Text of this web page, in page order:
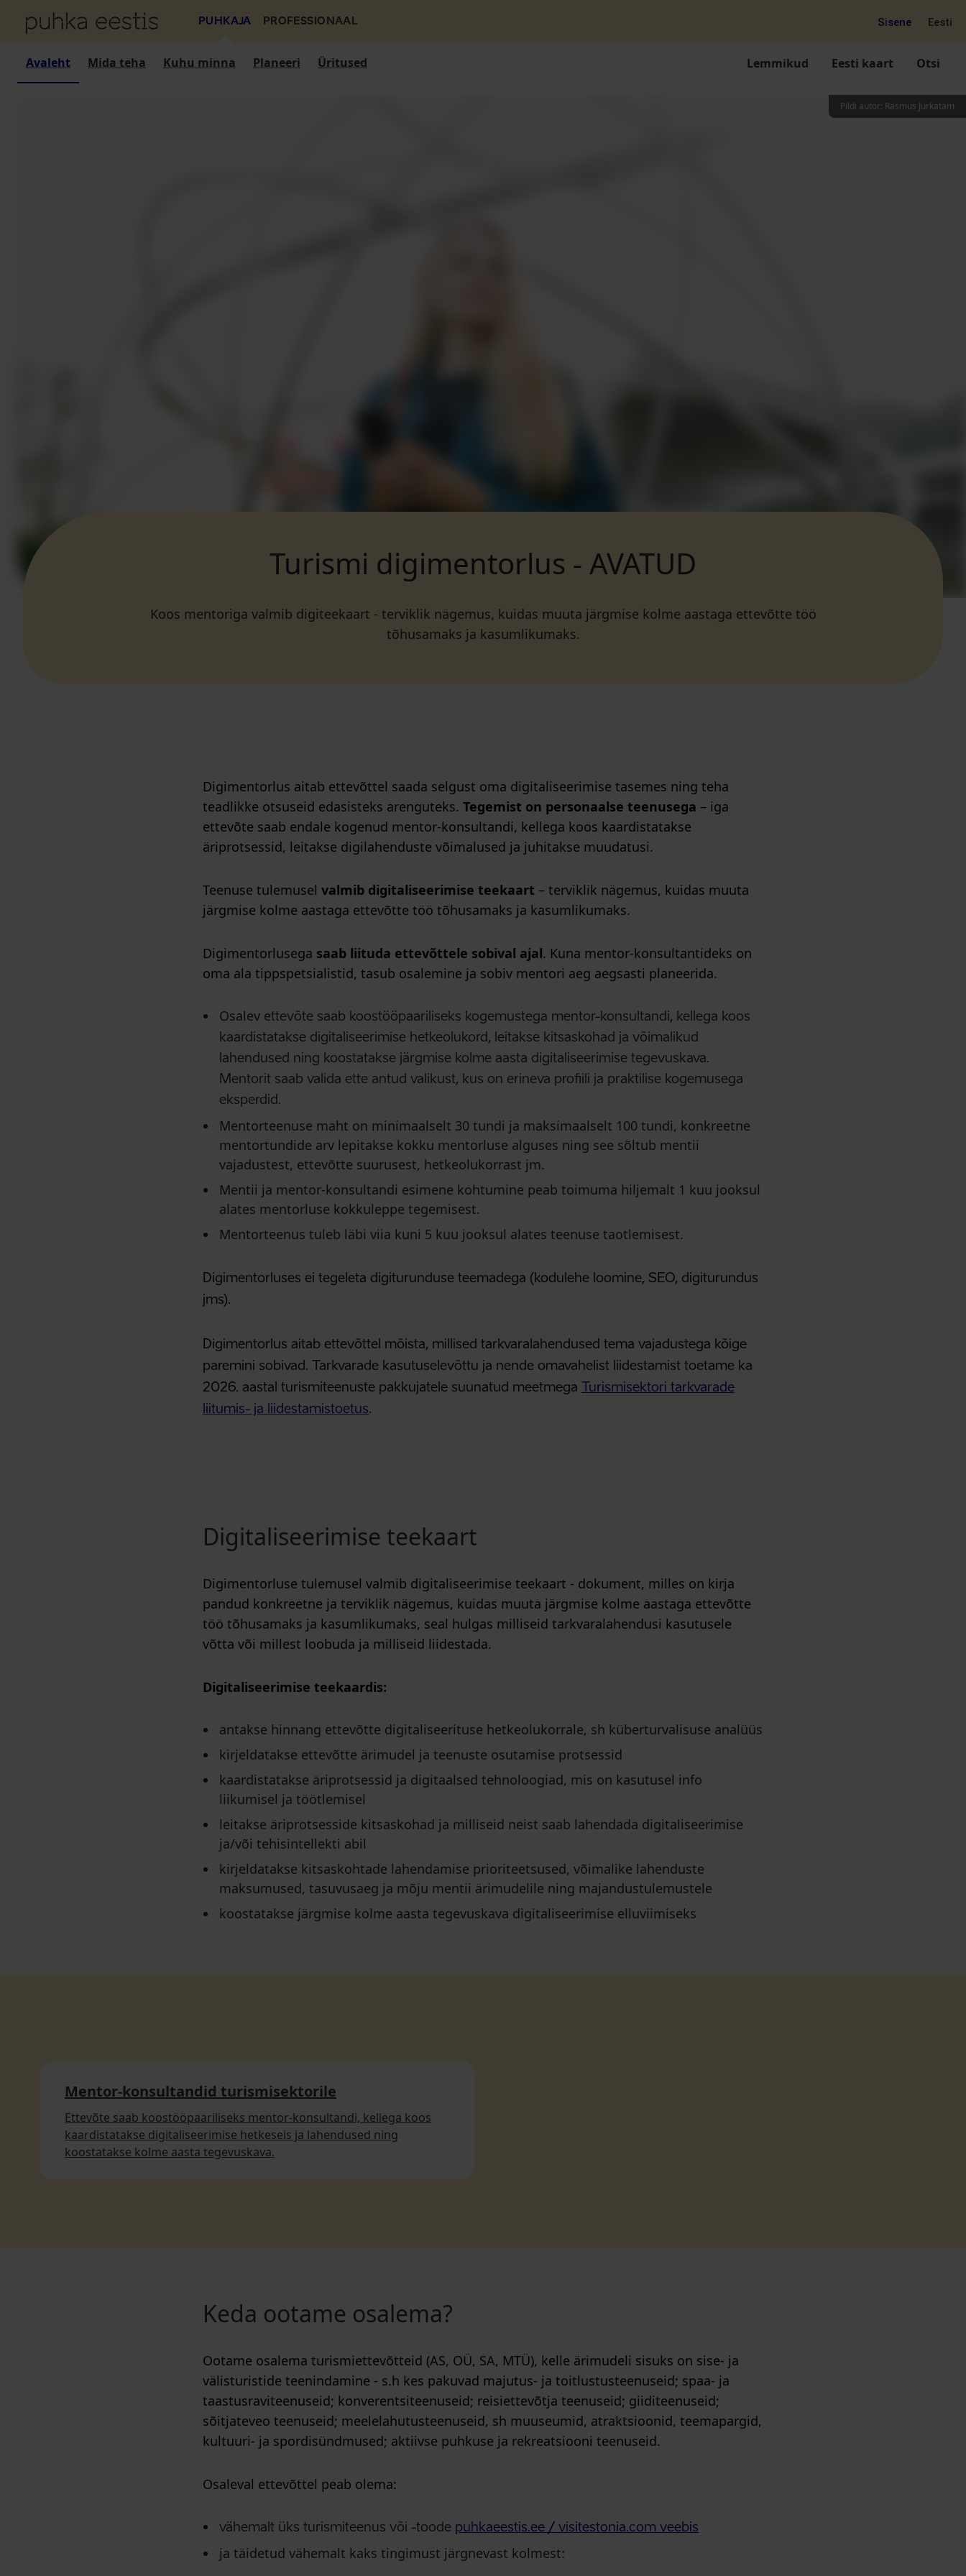
PUHKAJA PROFESSIONAAL Sisene Eesti
Avaleht Mida teha Kuhu minna Planeeri Üritused Lemmikud Eesti kaart Otsi
Pildi autor: Rasmus Jurkatam
Turismi digimentorlus - AVATUD
Koos mentoriga valmib digiteekaart - terviklik nägemus, kuidas muuta järgmise kolme aastaga ettevõtte töö
tõhusamaks ja kasumlikumaks.
Digimentorlus aitab ettevõttel saada selgust oma digitaliseerimise tasemes ning teha
teadlikke otsuseid edasisteks arenguteks. Tegemist on personaalse teenusega – iga
ettevõte saab endale kogenud mentor-konsultandi, kellega koos kaardistatakse
äriprotsessid, leitakse digilahenduste võimalused ja juhitakse muudatusi.
Teenuse tulemusel valmib digitaliseerimise teekaart – terviklik nägemus, kuidas muuta
järgmise kolme aastaga ettevõtte töö tõhusamaks ja kasumlikumaks.
Digimentorlusega saab liituda ettevõttele sobival ajal. Kuna mentor-konsultantideks on
oma ala tippspetsialistid, tasub osalemine ja sobiv mentori aeg aegsasti planeerida.
Osalev ettevõte saab koostööpaariliseks kogemustega mentor-konsultandi, kellega koos
kaardistatakse digitaliseerimise hetkeolukord, leitakse kitsaskohad ja võimalikud
lahendused ning koostatakse järgmise kolme aasta digitaliseerimise tegevuskava.
Mentorit saab valida ette antud valikust, kus on erineva profiili ja praktilise kogemusega
eksperdid.
Mentorteenuse maht on minimaalselt 30 tundi ja maksimaalselt 100 tundi, konkreetne
mentortundide arv lepitakse kokku mentorluse alguses ning see sõltub mentii
vajadustest, ettevõtte suurusest, hetkeolukorrast jm.
Mentii ja mentor-konsultandi esimene kohtumine peab toimuma hiljemalt 1 kuu jooksul
alates mentorluse kokkuleppe tegemisest.
Mentorteenus tuleb läbi viia kuni 5 kuu jooksul alates teenuse taotlemisest.
Digimentorluses ei tegeleta digiturunduse teemadega (kodulehe loomine, SEO, digiturundus
jms).
Digimentorlus aitab ettevõttel mõista, millised tarkvaralahendused tema vajadustega kõige
paremini sobivad. Tarkvarade kasutuselevõttu ja nende omavahelist liidestamist toetame ka
2026. aastal turismiteenuste pakkujatele suunatud meetmega
Turismisektori tarkvarade
liitumis- ja liidestamistoetus.
Digitaliseerimise teekaart
Digimentorluse tulemusel valmib digitaliseerimise teekaart - dokument, milles on kirja
pandud konkreetne ja terviklik nägemus, kuidas muuta järgmise kolme aastaga ettevõtte
töö tõhusamaks ja kasumlikumaks, seal hulgas milliseid tarkvaralahendusi kasutusele
võtta või millest loobuda ja milliseid liidestada.
Digitaliseerimise teekaardis:
antakse hinnang ettevõtte digitaliseerituse hetkeolukorrale, sh küberturvalisuse analüüs
kirjeldatakse ettevõtte ärimudel ja teenuste osutamise protsessid
kaardistatakse äriprotsessid ja digitaalsed tehnoloogiad, mis on kasutusel info
liikumisel ja töötlemisel
leitakse äriprotsesside kitsaskohad ja milliseid neist saab lahendada digitaliseerimise
ja/või tehisintellekti abil
kirjeldatakse kitsaskohtade lahendamise prioriteetsused, võimalike lahenduste
maksumused, tasuvusaeg ja mõju mentii ärimudelile ning majandustulemustele
koostatakse järgmise kolme aasta tegevuskava digitaliseerimise elluviimiseks
Mentor-konsultandid turismisektorile
Ettevõte saab koostööpaariliseks mentor-konsultandi, kellega koos
kaardistatakse digitaliseerimise hetkeseis ja lahendused ning
koostatakse kolme aasta tegevuskava.
Keda ootame osalema?
Ootame osalema turismiettevõtteid (AS, OÜ, SA, MTÜ), kelle ärimudeli sisuks on sise- ja
välisturistide teenindamine - s.h kes pakuvad majutus- ja toitlustusteenuseid; spaa- ja
taastusraviteenuseid; konverentsiteenuseid; reisiettevõtja teenuseid; giiditeenuseid;
sõitjateveo teenuseid; meelelahutusteenuseid, sh muuseumid, atraktsioonid, teemapargid,
kultuuri- ja spordisündmused; aktiivse puhkuse ja rekreatsiooni teenuseid.
Osaleval ettevõttel peab olema:
vähemalt üks turismiteenus või -toode puhkaeestis.ee / visitestonia.com veebis
ja täidetud vähemalt kaks tingimust järgnevast kolmest: